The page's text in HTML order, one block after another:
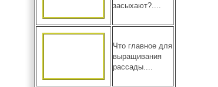
засыхают?....
Что главное для
выращивания
рассады....